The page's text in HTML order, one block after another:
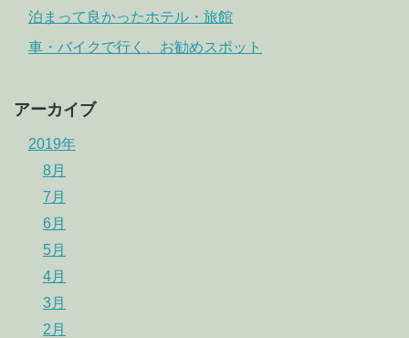
泊まって良かったホテル・旅館
車・バイクで行く、お勧めスポット
アーカイブ
2019年
8月
7月
6月
5月
4月
3月
2月